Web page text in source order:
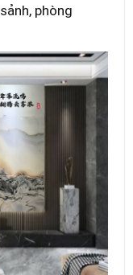
phòng